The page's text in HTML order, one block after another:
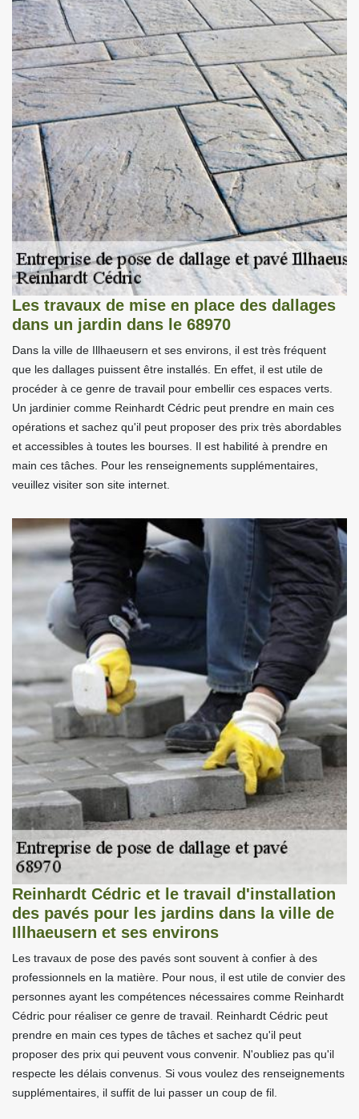
Les travaux de mise en place des dallages
dans un jardin dans le 68970
Dans la ville de Illhaeusern et ses environs, il est très fréquent
que les dallages puissent être installés. En effet, il est utile de
procéder à ce genre de travail pour embellir ces espaces verts.
Un jardinier comme Reinhardt Cédric peut prendre en main ces
opérations et sachez qu'il peut proposer des prix très abordables
et accessibles à toutes les bourses. Il est habilité à prendre en
main ces tâches. Pour les renseignements supplémentaires,
veuillez visiter son site internet.
Reinhardt Cédric et le travail d'installation
des pavés pour les jardins dans la ville de
Illhaeusern et ses environs
Les travaux de pose des pavés sont souvent à confier à des
professionnels en la matière. Pour nous, il est utile de convier des
personnes ayant les compétences nécessaires comme Reinhardt
Cédric pour réaliser ce genre de travail. Reinhardt Cédric peut
prendre en main ces types de tâches et sachez qu'il peut
proposer des prix qui peuvent vous convenir. N'oubliez pas qu'il
respecte les délais convenus. Si vous voulez des renseignements
supplémentaires, il suffit de lui passer un coup de fil.